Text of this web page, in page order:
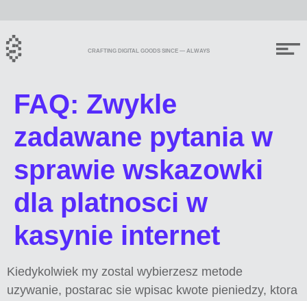
CRAFTING DIGITAL GOODS SINCE — ALWAYS
FAQ: Zwykle
zadawane pytania w
sprawie wskazowki
dla platnosci w
kasynie internet
Kiedykolwiek my zostal wybierzesz metode
uzywanie, postarac sie wpisac kwote pieniedzy, ktora